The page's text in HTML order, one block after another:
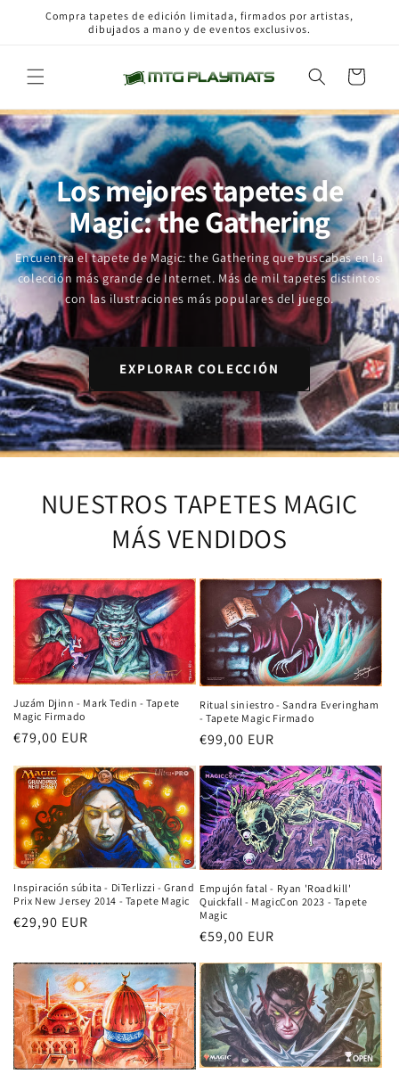
directamente
al contenido
Compra tapetes de edición limitada, firmados por artistas,
dibujados a mano y de eventos exclusivos.
Carrito
Los mejores tapetes de
Magic: the Gathering
Encuentra el tapete de Magic: the Gathering que buscabas en la
colección más grande de Internet. Más de mil tapetes distintos
con las ilustraciones más populares del juego.
EXPLORAR COLECCIÓN
NUESTROS TAPETES MAGIC
MÁS VENDIDOS
Juzám Djinn - Mark Tedin - Tapete
Magic Firmado
Precio
€79,00 EUR
Ritual siniestro - Sandra Everingham
- Tapete Magic Firmado
Precio
€99,00 EUR
Inspiración súbita - DiTerlizzi - Grand
Prix New Jersey 2014 - Tapete Magic
Precio
€29,90 EUR
Empujón fatal - Ryan 'Roadkill'
Quickfall - MagicCon 2023 - Tapete
Magic
Precio
€59,00 EUR